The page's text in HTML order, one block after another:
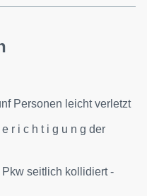
Personen leicht verletzt
r i c h t i g u n g der
seitlich kollidiert -